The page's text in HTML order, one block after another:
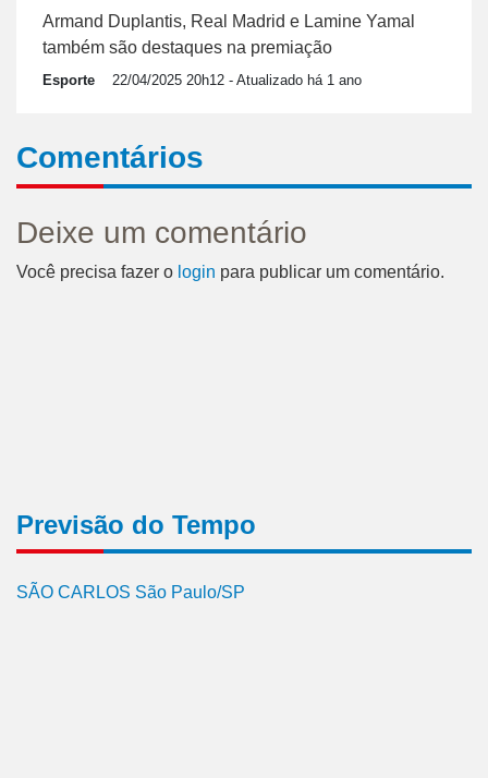
Armand Duplantis, Real Madrid e Lamine Yamal
também são destaques na premiação
Esporte 22/04/2025 20h12 - Atualizado há 1 ano
Comentários
Deixe um comentário
Você precisa fazer o login para publicar um comentário.
Previsão do Tempo
SÃO CARLOS São Paulo/SP